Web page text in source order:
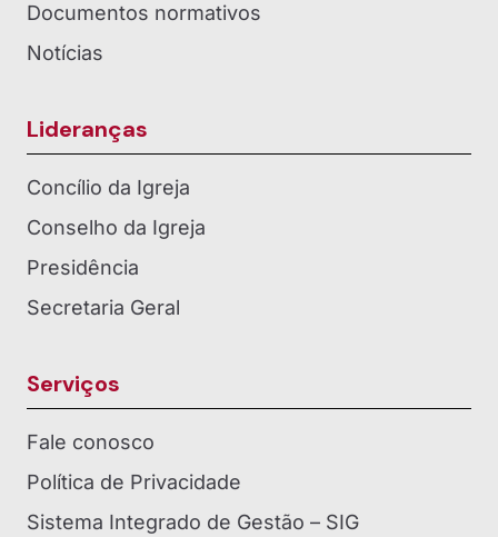
Documentos normativos
Notícias
Lideranças
Concílio da Igreja
Conselho da Igreja
Presidência
Secretaria Geral
Serviços
Fale conosco
Política de Privacidade
Sistema Integrado de Gestão – SIG